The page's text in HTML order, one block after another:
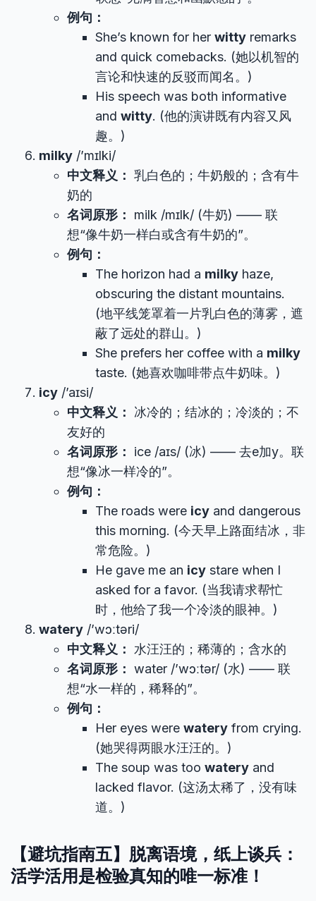
例句：
She’s known for her witty remarks
and quick comebacks. (她以机智的
言论和快速的反驳而闻名。)
His speech was both informative
and witty. (他的演讲既有内容又风
趣。)
milky /’mɪlki/
中文释义： 乳白色的；牛奶般的；含有牛
奶的
名词原形：
milk /mɪlk/ (牛奶) —— 联
想“像牛奶一样白或含有牛奶的”。
例句：
The horizon had a milky haze,
obscuring the distant mountains.
(地平线笼罩着一片乳白色的薄雾，遮
蔽了远处的群山。)
She prefers her coffee with a milky
taste. (她喜欢咖啡带点牛奶味。)
icy /’aɪsi/
中文释义：
冰冷的；结冰的；冷淡的；不
友好的
名词原形：
ice /aɪs/ (冰) —— 去e加y。联
想“像冰一样冷的”。
例句：
The roads were icy and dangerous
this morning. (今天早上路面结冰，非
常危险。)
He gave me an icy stare when I
asked for a favor. (当我请求帮忙
时，他给了我一个冷淡的眼神。)
watery /’wɔːtəri/
中文释义：
水汪汪的；稀薄的；含水的
名词原形： water /’wɔːtər/ (水) —— 联
想“水一样的，稀释的”。
例句：
Her eyes were watery from crying.
(她哭得两眼水汪汪的。)
The soup was too watery and
lacked flavor. (这汤太稀了，没有味
道。)
【避坑指南五】脱离语境，纸上谈兵：
活学活用是检验真知的唯一标准！